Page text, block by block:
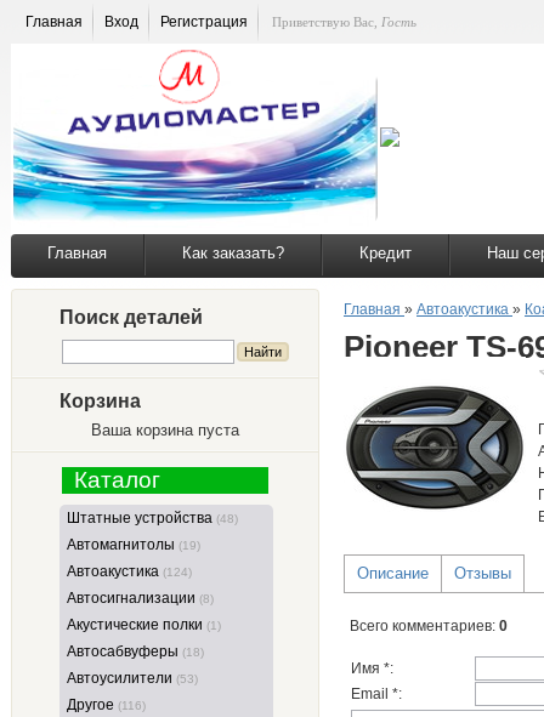
Главная Вход Регистрация Приветствую Вас Гость
Главная Как заказать? Кредит Наш
Поиск деталей
Корзина
Ваша корзина пуста
Каталог
Штатные устройства (48)
Автомагнитолы (19)
Автоакустика (124)
Автосигнализации (8)
Акустические полки (1)
Автосабвуферы (18)
Автоусилители (53)
Другое (116)
Главная » Автоакустика »
Pioneer TS-
Описание Отзывы
Всего комментариев: 0
Имя *:
Email *: